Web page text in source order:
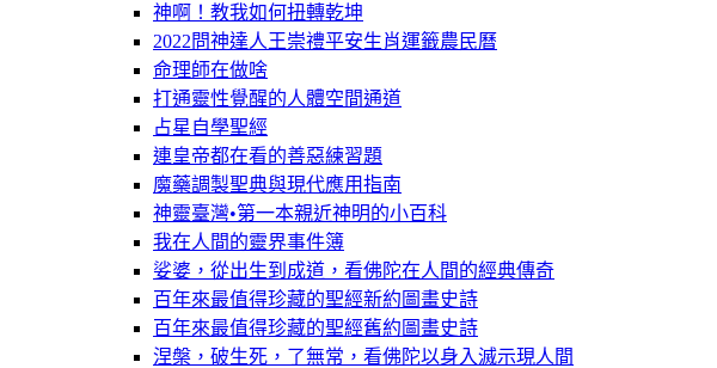
神啊！教我如何扭轉乾坤
2022問神達人王崇禮平安生肖運籤農民曆
命理師在做啥
打通靈性覺醒的人體空間通道
占星自學聖經
連皇帝都在看的善惡練習題
魔藥調製聖典與現代應用指南
神靈臺灣•第一本親近神明的小百科
我在人間的靈界事件簿
娑婆，從出生到成道，看佛陀在人間的經典傳奇
百年來最值得珍藏的聖經新約圖畫史詩
百年來最值得珍藏的聖經舊約圖畫史詩
涅槃，破生死，了無常，看佛陀以身入滅示現人間